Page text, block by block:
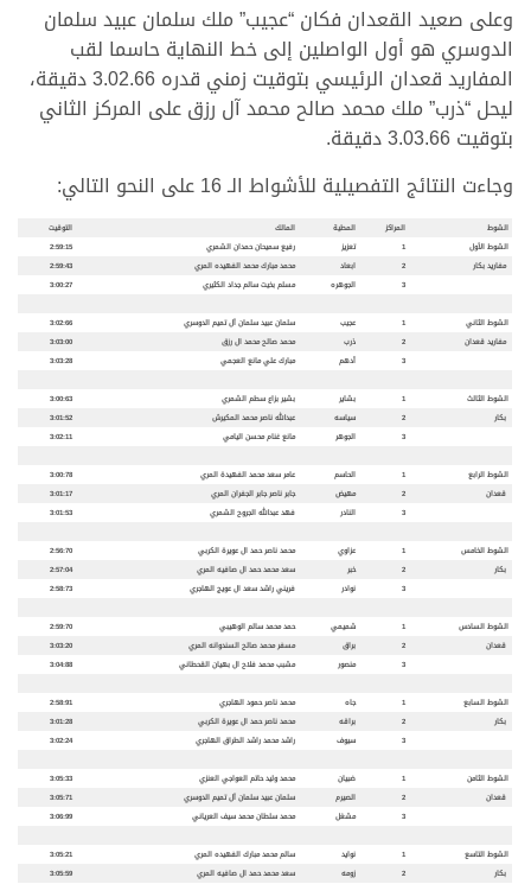
وعلى صعيد القعدان فكان “عجيب” ملك سلمان عبيد سلمان
الدوسري هو أول الواصلين إلى خط النهاية حاسما لقب
المفاريد قعدان الرئيسي بتوقيت زمني قدره 3.02.66 دقيقة،
ليحل “ذرب” ملك محمد صالح محمد آل رزق على المركز الثاني
بتوقيت 3.03.66 دقيقة.
وجاءت النتائج التفصيلية للأشواط الـ 16 على النحو التالي:
الشوط المراكز المطية المالك
التوقيت
الشوط الأول
1 تعزيز رفيع سميحان حمدان الشمري
2:59:15
مفاريد بكار
2 ابعاد محمد مبارك محمد الفهيده المري
2:59:43
3
الجوهره مسلم بخيت سالم جداد الكثيري 3:00:27
الشوط الثاني 1 عجيب سلمان عبيد سلمان آل تميم الدوسري
3:02:66
مفاريد قعدان
2 ذرب محمد صالح محمد ال رزق
3:03:00
3
أدهم مبارك علي مانع العجمي 3:03:28
الشوط الثالث 1 بشاير بشير بزاع سطم الشمري
3:00:63
بكار
2 سياسه عبدالله ناصر محمد المكيرش
3:01:52
3
الجوهر مانع غنام محسن اليامي 3:02:11
الشوط الرابع 1 الحاسم عامر سعد محمد الفهيدة المري
3:00:78
قعدان
2 مهيض جابر ناصر جابر الجفران المري
3:01:17
3
النادر فهد عبدالله الجروح الشمري 3:01:53
الشوط الخامس 1 عزاوي محمد ناصر حمد ال عويرة الكربي
2:56:70
بكار
2 خبر سعد محمد حمد ال صافيه المري
2:57:04
3
نوادر فريني راشد سعد ال عويج الهاجري 2:58:73
الشوط السادس 1 شميمي حمد محمد سالم الوهيبي
2:59:70
قعدان
2 براق مسفر محمد صالح السندوانه المري
3:03:20
3
منصور مشبب محمد فلاح ال بهيان القحطاني 3:04:88
الشوط السابع 1 جاه محمد ناصر حمود الهاجري
2:58:91
بكار
2 براقه محمد ناصر حمد ال عويرة الكربي
3:01:28
3
سيوف راشد محمد راشد الطراق الهاجري 3:02:24
الشوط الثامن 1 ضبيان محمد وليد حاتم العواجي العنزي
3:05:33
قعدان
2 الصيرم سلمان عبيد سلمان آل تميم الدوسري
3:05:71
3
مشغل محمد سلطان محمد سيف العرياني 3:06:99
الشوط التاسع 1 نوايد سالم محمد مبارك الفهيده المري
3:05:21
بكار
2 زومه سعد محمد حمد ال صافيه المري
3:05:59